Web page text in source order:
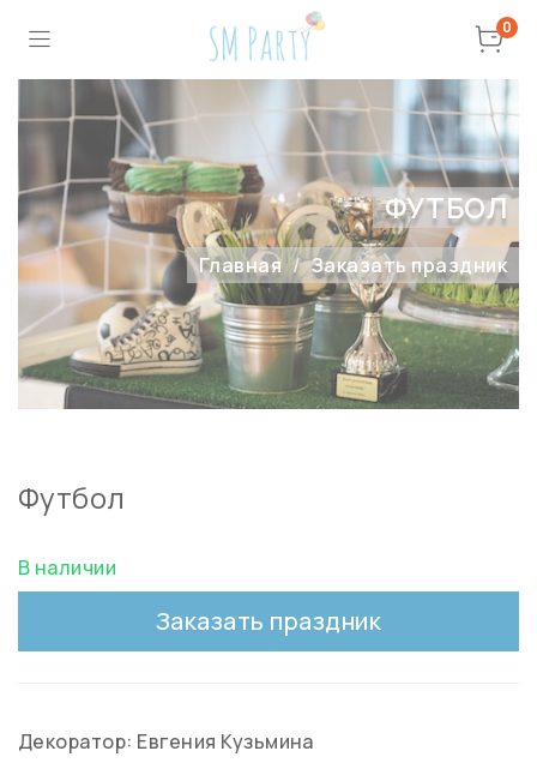
0
ФУТБОЛ
Главная Заказать праздник
Футбол
В наличии
Заказать праздник
Декоратор: Евгения Кузьмина